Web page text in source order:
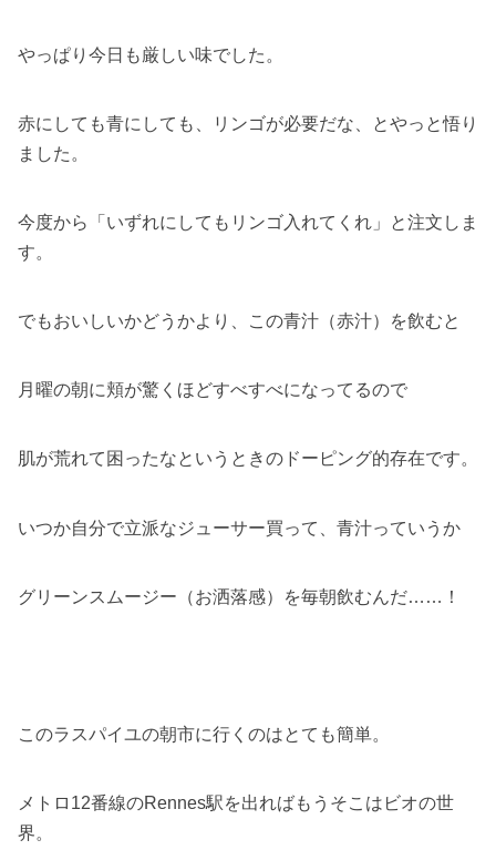
やっぱり今日も厳しい味でした。
赤にしても青にしても、リンゴが必要だな、とやっと悟り
ました。
今度から「いずれにしてもリンゴ入れてくれ」と注文しま
す。
でもおいしいかどうかより、この青汁（赤汁）を飲むと
月曜の朝に頬が驚くほどすべすべになってるので
肌が荒れて困ったなというときのドーピング的存在です。
いつか自分で立派なジューサー買って、青汁っていうか
グリーンスムージー（お洒落感）を毎朝飲むんだ……！
このラスパイユの朝市に行くのはとても簡単。
メトロ12番線のRennes駅を出ればもうそこはビオの世
界。